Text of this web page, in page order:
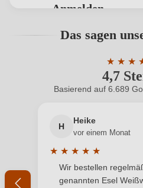
Geographische Angabe
Geschmack
Casa Vinicola Coppi
Land
Anmelden
Benutzern abgegeben
Neuer Kunde?
Ihre E-Mail-Adresse
Ihr Passwort
Das sagen
4,7
★ ★ ★
Basierend auf 6.689
H
Heike
vor einem Monat
★ ★ ★ ★ ★
Durchschnittliche
Wir bestellen
genannten Esel